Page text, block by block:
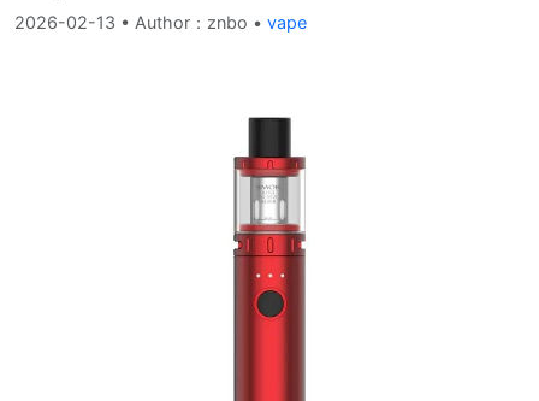
2026-02-13 • Author：znbo • vape